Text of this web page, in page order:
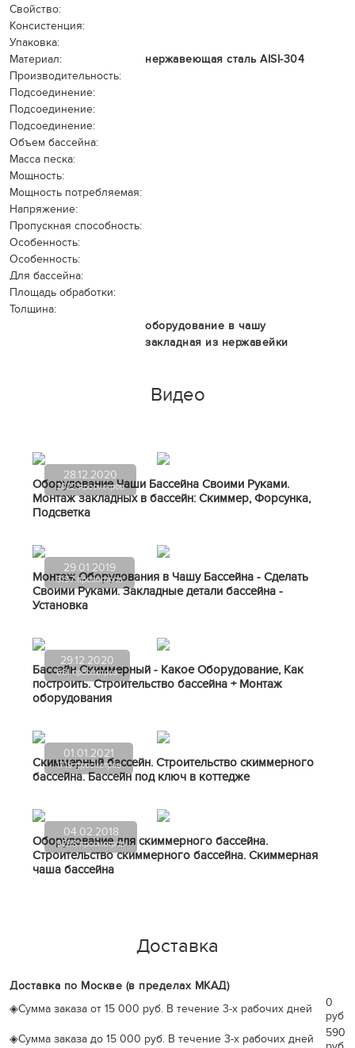
Свойство:
Консистенция:
Упаковка:
Материал:
нержавеющая сталь AISI-304
Производительность:
Подсоединение:
Подсоединение:
Подсоединение:
Объем бассейна:
Масса песка:
Мощность:
Мощность потребляемая:
Напряжение:
Пропускная способность:
Особенность:
Особенность:
Для бассейна:
Площадь обработки:
Толщина:
оборудование в чашу
закладная из нержавейки
Видео
28.12.2020
2022 просмотров
Оборудование Чаши Бассейна Своими Руками.
Монтаж закладных в бассейн: Скиммер, Форсунка,
Подсветка
29.01.2019
3197 просмотров
Монтаж Оборудования в Чашу Бассейна - Сделать
Своими Руками. Закладные детали бассейна -
Установка
29.12.2020
681 просмотров
Бассейн Скиммерный - Какое Оборудование, Как
построить. Строительство бассейна + Монтаж
оборудования
01.01.2021
1719 просмотров
Скиммерный бассейн. Строительство скиммерного
бассейна. Бассейн под ключ в коттедже
04.02.2018
9298 просмотров
Оборудование для скиммерного бассейна.
Строительство скиммерного бассейна. Скиммерная
чаша бассейна
Доставка
Доставка по Москве (в пределах МКАД)
◈Сумма заказа от 15 000 руб. В течение 3-х рабочих дней
0
руб
◈Сумма заказа до 15 000 руб. В течение 3-х рабочих дней
590